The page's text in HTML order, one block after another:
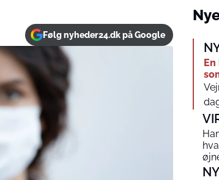
Følg nyheder24.dk på Google